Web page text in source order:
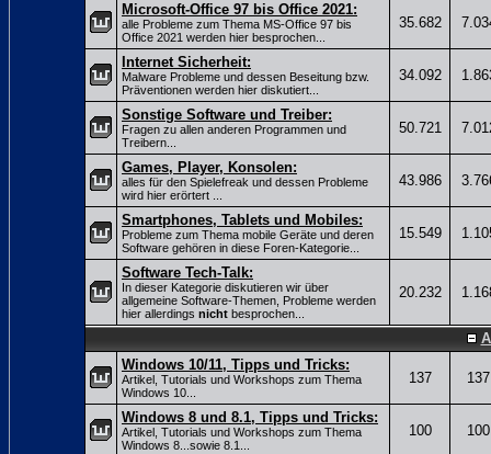
Microsoft-Office 97 bis Office 2021:
alle Probleme zum Thema MS-Office 97 bis
Office 2021 werden hier besprochen...
35.682
Internet Sicherheit:
Malware Probleme und dessen Beseitung bzw.
Präventionen werden hier diskutiert...
34.092
Sonstige Software und Treiber:
Fragen zu allen anderen Programmen und
Treibern...
50.721
Games, Player, Konsolen:
alles für den Spielefreak und dessen Probleme
wird hier erörtert ...
43.986
Smartphones, Tablets und Mobiles:
Probleme zum Thema mobile Geräte und deren
Software gehören in diese Foren-Kategorie...
15.549
Software Tech-Talk:
In dieser Kategorie diskutieren wir über
allgemeine Software-Themen, Probleme werden
hier allerdings nicht besprochen...
20.232
Windows 10/11, Tipps und Tricks:
Artikel, Tutorials und Workshops zum Thema
Windows 10...
137 137
Windows 8 und 8.1, Tipps und Tricks:
Artikel, Tutorials und Workshops zum Thema
Windows 8...sowie 8.1...
100 100